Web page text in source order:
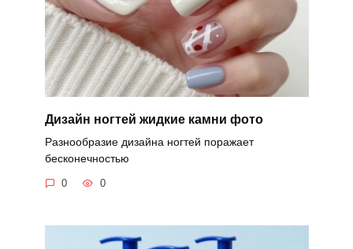
Дизайн ногтей жидкие камни фото
Разнообразие дизайна ногтей поражает
бесконечностью
0 0